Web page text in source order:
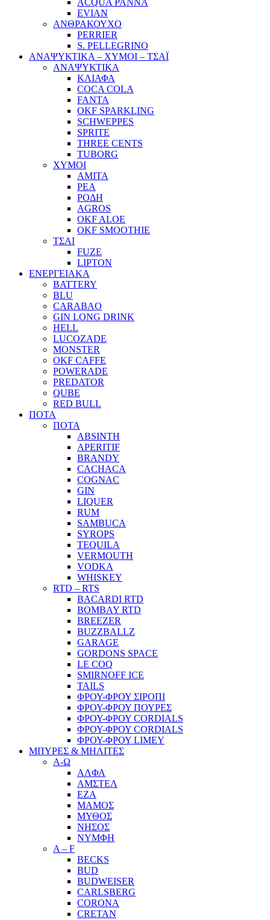
ACQUA PANNA
EVIAN
ΑΝΘΡΑΚΟΥΧΟ
PERRIER
S. PELLEGRINO
ΑΝΑΨΥΚΤΙΚΑ – ΧΥΜΟΙ – ΤΣΑΪ
ΑΝΑΨΥΚΤΙΚΑ
ΚΛΙΑΦΑ
COCA COLA
FANTA
OKF SPARKLING
SCHWEPPES
SPRITE
THREE CENTS
TUBORG
ΧΥΜΟΙ
ΑΜΙΤΑ
ΡΕΑ
ΡΟΔΗ
AGROS
OKF ALOE
OKF SMOOTHIE
ΤΣΑΙ
FUZE
LIPTON
ΕΝΕΡΓΕΙΑΚΑ
BATTERY
BLU
CARABAO
GIN LONG DRINK
HELL
LUCOZADE
MONSTER
OKF CAFFE
POWERADE
PREDATOR
QUBE
RED BULL
ΠΟΤΑ
ΠΟΤΑ
ABSINTH
APERITIF
BRANDY
CACHACA
COGNAC
GIN
LIQUER
RUM
SAMBUCA
SYROPS
TEQUILA
VERMOUTH
VODKA
WHISKEY
RTD – RTS
BACARDI RTD
BOMBAY RTD
BREEZER
BUZZBALLZ
GARAGE
GORDONS SPACE
LE COQ
SMIRNOFF ICE
TAILS
ΦΡΟΥ-ΦΡΟΥ ΣΙΡΟΠΙ
ΦΡΟΥ-ΦΡΟΥ ΠΟΥΡΕΣ
ΦΡΟΥ-ΦΡΟΥ CORDIALS
ΦΡΟΥ-ΦΡΟΥ CORDIALS
ΦΡΟΥ-ΦΡΟΥ LIMEY
ΜΠΥΡΕΣ & ΜΗΛΙΤΕΣ
Α-Ω
ΑΛΦΑ
ΑΜΣΤΕΛ
ΕΖΑ
ΜΑΜΟΣ
ΜΥΘΟΣ
ΝΗΣΟΣ
ΝΥΜΦΗ
A – F
BECKS
BUD
BUDWEISER
CARLSBERG
CORONA
CRETAN